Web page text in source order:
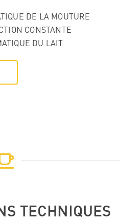
DE LA MOUTURE
CONSTANTE
DU LAIT
TECHNIQUES